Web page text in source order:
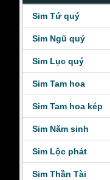
Sim Tứ quý
Sim Ngũ quý
Sim Lục quý
Sim Tam hoa
Sim Tam hoa kép
Sim Năm sinh
Sim Lộc phát
Sim Thần Tài